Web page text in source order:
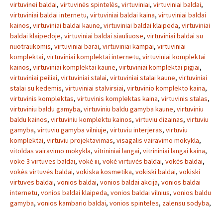
virtuvinei baldai, virtuvinės spintelės, virtuviniai, virtuviniai baldai,
virtuviniai baldai internetu, virtuviniai baldai kaina, virtuviniai baldai
kainos, virtuviniai baldai kaune, virtuviniai baldai klaipeda, virtuviniai
baldai klaipedoje, virtuviniai baldai siauliuose, virtuviniai baldai su
nuotraukomis, virtuviniai barai, virtuviniai kampai, virtuviniai
komplektai, virtuviniai komplektai internetu, virtuviniai komplektai
kainos, virtuviniai komplektai kaune, virtuviniai komplektai pigiai,
virtuviniai peiliai, virtuviniai stalai, virtuviniai stalai kaune, virtuviniai
stalai su kedemis, virtuviniai stalvirsiai, virtuvinio komplekto kaina,
virtuvinis komplektas, virtuvinis komplektas kaina, virtuvinis stalas,
virtuviniu baldu gamyba, virtuviniu baldu gamyba kaune, virtuviniu
baldu kainos, virtuviniu komplektu kainos, virtuviu dizainas, virtuviu
gamyba, virtuviu gamyba vilniuje, virtuviu interjeras, virtuviu
komplektai, virtuviu projektavimas, visagalis vairavimo mokykla,
vitoldas vairavimo mokykla, vitrininiai langai, vitrininiai langai kaina,
voke 3 virtuves baldai, vokė iii, vokė virtuvės baldai, vokės baldai,
vokės virtuvės baldai, vokiska kosmetika, vokiski baldai, vokiski
virtuves baldai, vonios baldai, vonios baldai akcija, vonios baldai
internetu, vonios baldai klaipeda, vonios baldai vilnius, vonios baldu
gamyba, vonios kambario baldai, vonios spinteles, zalensu sodyba,